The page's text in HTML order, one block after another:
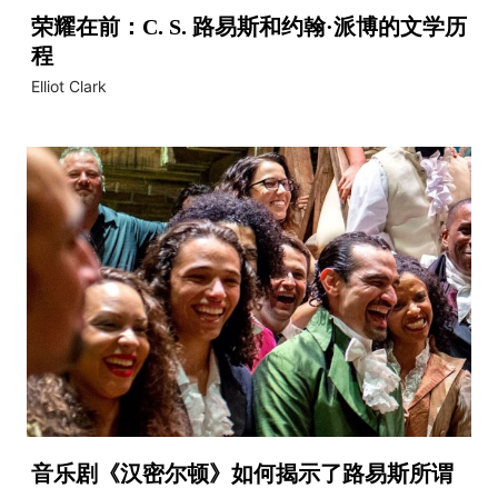
荣耀在前：C. S. 路易斯和约翰·派博的文学历
程
Elliot Clark
音乐剧《汉密尔顿》如何揭示了路易斯所谓